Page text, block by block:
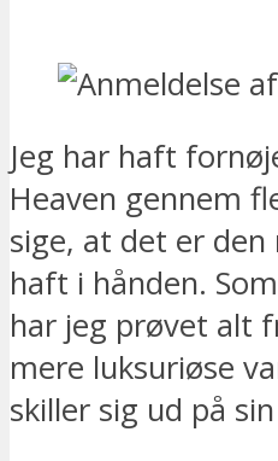
Jeg har haft
Heaven gennem
sige, at det er
haft i hånden.
har jeg prøvet alt
mere luksuriøse
skiller sig ud på